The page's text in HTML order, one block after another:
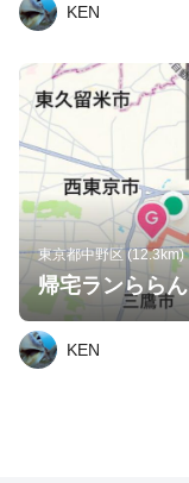
KEN
東京都中野区 (12.3km)
帰宅ランららん
KEN